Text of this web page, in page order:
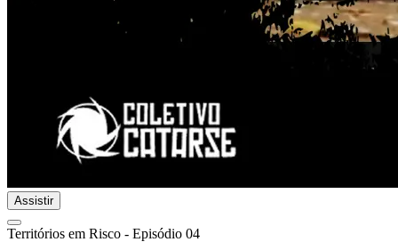
Assistir
Territórios em Risco - Episódio 04